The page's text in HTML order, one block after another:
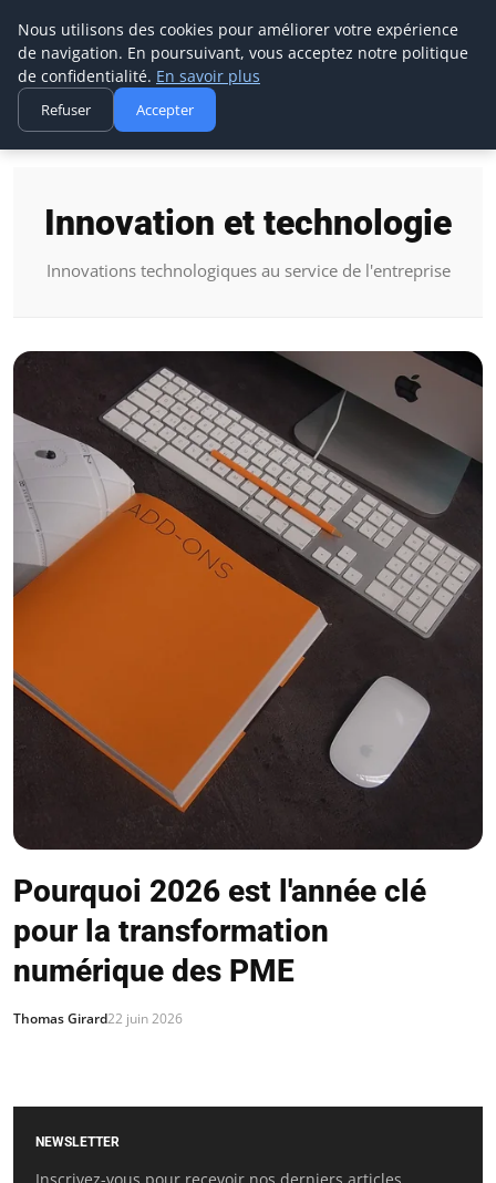
Macsym
Accueil Innovation et technologie
Innovation et technologie
Innovations technologiques au service de l'entreprise
Pourquoi 2026 est l'année clé
pour la transformation
numérique des PME
Thomas Girard22 juin 2026
NEWSLETTER
Nous utilisons des cookies pour améliorer votre expérience
de navigation. En poursuivant, vous acceptez notre politique
de confidentialité. En savoir plus
Refuser Accepter